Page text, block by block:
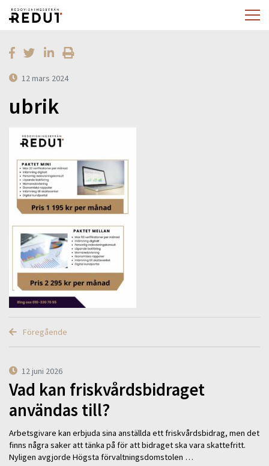
12 mars 2024
ubrik
Föregående
12 juni 2026
Vad kan friskvårdsbidraget
användas till?
Arbetsgivare kan erbjuda sina anställda ett friskvårdsbidrag, men det
finns några saker att tänka på för att bidraget ska vara skattefritt.
Nyligen avgjorde Högsta förvaltningsdomstolen …